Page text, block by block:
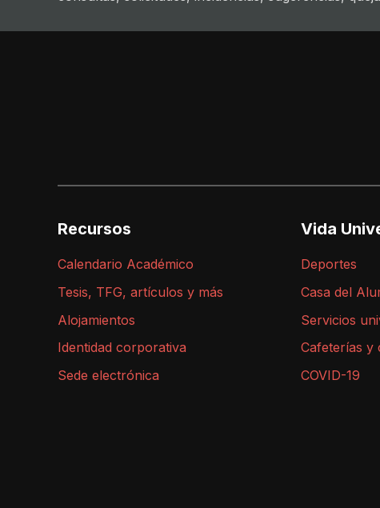
Recursos
Calendario Académico
Tesis, TFG, artículos y más
Alojamientos
Identidad corporativa
Sede electrónica
Vida
Deportes
Casa del
Servicios
Cafeterías y
COVID-19